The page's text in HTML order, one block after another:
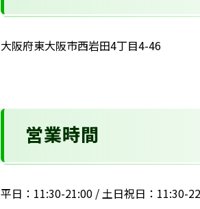
大阪府東大阪市西岩田4丁目4-46
営業時間
平日：11:30-21:00 / 土日祝日：11:30-